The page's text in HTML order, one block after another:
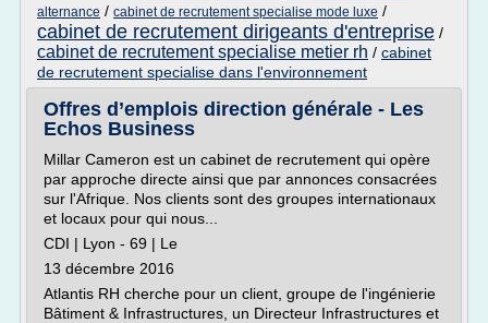
alternance / cabinet de recrutement specialise mode luxe /
cabinet de recrutement dirigeants d'entreprise /
cabinet de recrutement specialise metier rh / cabinet
de recrutement specialise dans l'environnement
Offres d’emplois direction générale - Les
Echos Business
Millar Cameron est un cabinet de recrutement qui opère
par approche directe ainsi que par annonces consacrées
sur l'Afrique. Nos clients sont des groupes internationaux
et locaux pour qui nous...
CDI | Lyon - 69 | Le
13 décembre 2016
Atlantis RH cherche pour un client, groupe de l'ingénierie
Bâtiment & Infrastructures, un Directeur Infrastructures et